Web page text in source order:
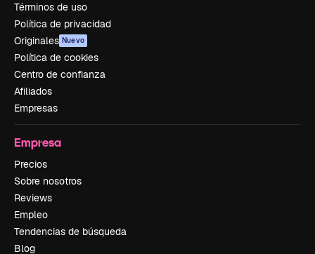
Términos de uso
Política de privacidad
Originales Nuevo
Política de cookies
Centro de confianza
Afiliados
Empresas
Empresa
Precios
Sobre nosotros
Reviews
Empleo
Tendencias de búsqueda
Blog